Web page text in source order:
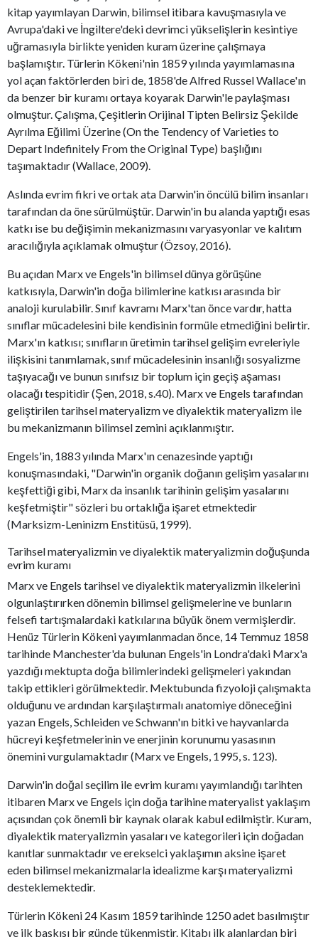
kitap yayımlayan Darwin, bilimsel itibara kavuşmasıyla ve
Avrupa'daki ve İngiltere'deki devrimci yükselişlerin kesintiye
uğramasıyla birlikte yeniden kuram üzerine çalışmaya
başlamıştır. Türlerin Kökeni'nin 1859 yılında yayımlamasına
yol açan faktörlerden biri de, 1858'de Alfred Russel Wallace'ın
da benzer bir kuramı ortaya koyarak Darwin'le paylaşması
olmuştur. Çalışma, Çeşitlerin Orijinal Tipten Belirsiz Şekilde
Ayrılma Eğilimi Üzerine (On the Tendency of Varieties to
Depart Indefinitely From the Original Type) başlığını
taşımaktadır (Wallace, 2009).
Aslında evrim fikri ve ortak ata Darwin'in öncülü bilim insanları
tarafından da öne sürülmüştür. Darwin'in bu alanda yaptığı esas
katkı ise bu değişimin mekanizmasını varyasyonlar ve kalıtım
aracılığıyla açıklamak olmuştur (Özsoy, 2016).
Bu açıdan Marx ve Engels'in bilimsel dünya görüşüne
katkısıyla, Darwin'in doğa bilimlerine katkısı arasında bir
analoji kurulabilir. Sınıf kavramı Marx'tan önce vardır, hatta
sınıflar mücadelesini bile kendisinin formüle etmediğini belirtir.
Marx'ın katkısı; sınıfların üretimin tarihsel gelişim evreleriyle
ilişkisini tanımlamak, sınıf mücadelesinin insanlığı sosyalizme
taşıyacağı ve bunun sınıfsız bir toplum için geçiş aşaması
olacağı tespitidir (Şen, 2018, s.40). Marx ve Engels tarafından
geliştirilen tarihsel materyalizm ve diyalektik materyalizm ile
bu mekanizmanın bilimsel zemini açıklanmıştır.
Engels'in, 1883 yılında Marx'ın cenazesinde yaptığı
konuşmasındaki, "Darwin'in organik doğanın gelişim yasalarını
keşfettiği gibi, Marx da insanlık tarihinin gelişim yasalarını
keşfetmiştir" sözleri bu ortaklığa işaret etmektedir
(Marksizm-Leninizm Enstitüsü, 1999).
Tarihsel materyalizmin ve diyalektik materyalizmin doğuşunda
evrim kuramı
Marx ve Engels tarihsel ve diyalektik materyalizmin ilkelerini
olgunlaştırırken dönemin bilimsel gelişmelerine ve bunların
felsefi tartışmalardaki katkılarına büyük önem vermişlerdir.
Henüz Türlerin Kökeni yayımlanmadan önce, 14 Temmuz 1858
tarihinde Manchester'da bulunan Engels'in Londra'daki Marx'a
yazdığı mektupta doğa bilimlerindeki gelişmeleri yakından
takip ettikleri görülmektedir. Mektubunda fizyoloji çalışmakta
olduğunu ve ardından karşılaştırmalı anatomiye döneceğini
yazan Engels, Schleiden ve Schwann'ın bitki ve hayvanlarda
hücreyi keşfetmelerinin ve enerjinin korunumu yasasının
önemini vurgulamaktadır (Marx ve Engels, 1995, s. 123).
Darwin'in doğal seçilim ile evrim kuramı yayımlandığı tarihten
itibaren Marx ve Engels için doğa tarihine materyalist yaklaşım
açısından çok önemli bir kaynak olarak kabul edilmiştir. Kuram,
diyalektik materyalizmin yasaları ve kategorileri için doğadan
kanıtlar sunmaktadır ve erekselci yaklaşımın aksine işaret
eden bilimsel mekanizmalarla idealizme karşı materyalizmi
desteklemektedir.
Türlerin Kökeni 24 Kasım 1859 tarihinde 1250 adet basılmıştır
ve ilk baskısı bir günde tükenmiştir. Kitabı ilk alanlardan biri